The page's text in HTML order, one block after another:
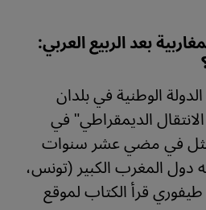
بعد الربيع العربي:
الوطنية في بلدان
الديمقراطي" في
في مضي عشر سنوات
دول المغرب الكبير (تونس،
قرأ الكتاب لموقع